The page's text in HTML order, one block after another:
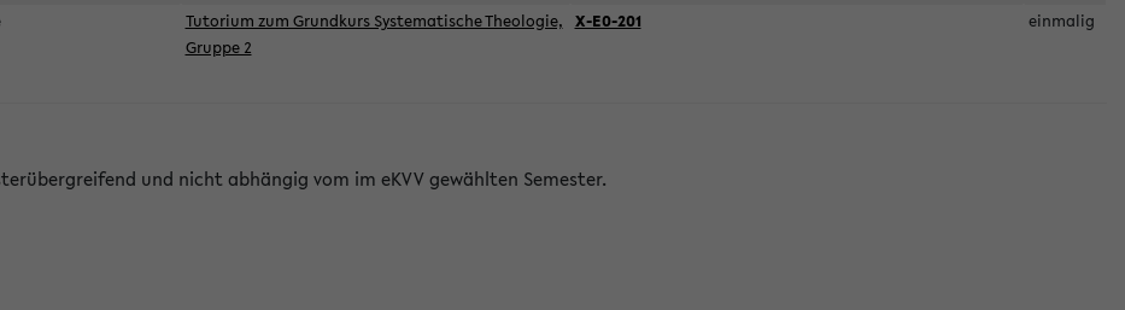
Tutorium zum Grundkurs Systematische Theologie,
Gruppe 2
X-E0-201 einmalig
und nicht abhängig vom im eKVV gewählten Semester.